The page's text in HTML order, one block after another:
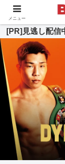
[PR]見逃し配
メニュー